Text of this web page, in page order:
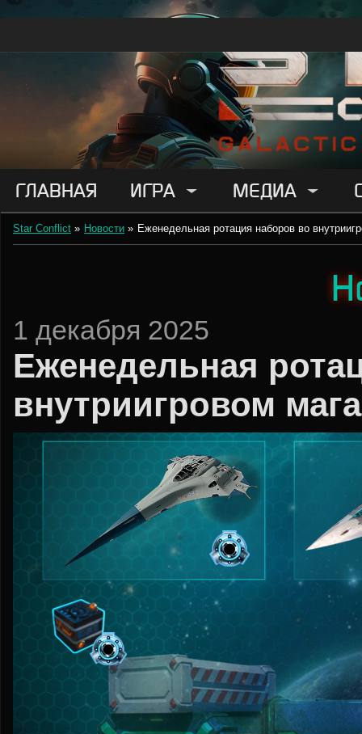
ГЛАВНАЯ ИГРА МЕДИА
Star Conflict » Новости » Еженедельная ротация наборов во
1 декабря 2025
Еженедельная
внутриигровом